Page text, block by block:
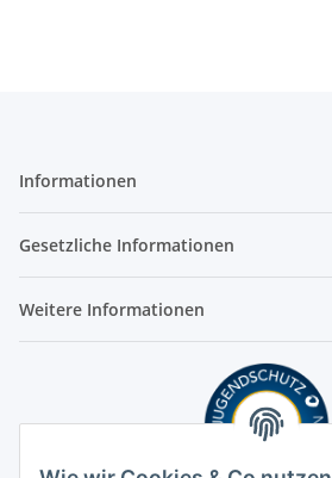
Informationen
Gesetzliche Informationen
Weitere Informationen